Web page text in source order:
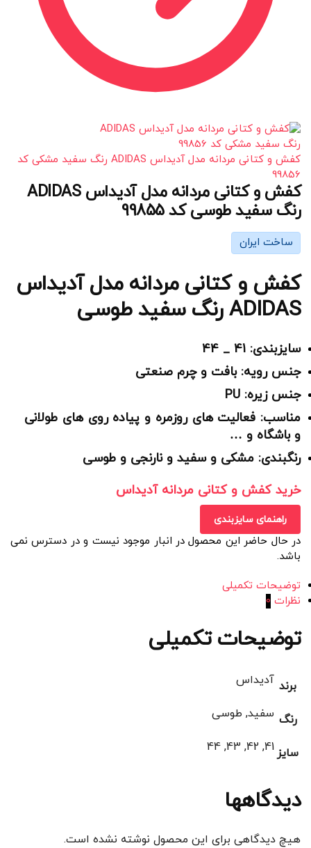
کفش و کتانی مردانه مدل آدیداس ADIDAS رنگ سفید مشکی کد
99856
کفش و کتانی مردانه مدل آدیداس ADIDAS
رنگ سفید طوسی کد 99855
ساخت ایران
کفش و کتانی مردانه مدل آدیداس
ADIDAS رنگ سفید طوسی
سایزبندی: 41 _ 44
جنس رویه: بافت و چرم صنعتی
جنس زیره: PU
مناسب: فعالیت های روزمره و پیاده روی های طولانی
و باشگاه و …
رنگبندی: مشکی و سفید و نارنجی و طوسی
خرید کفش و کتانی مردانه آدیداس
راهنمای سایزبندی
در حال حاضر این محصول در انبار موجود نیست و در دسترس نمی
باشد.
توضیحات تکمیلی
نظرات 0
توضیحات تکمیلی
برند آدیداس
رنگ سفید, طوسی
سایز 41, 42, 43, 44
دیدگاهها
هیچ دیدگاهی برای این محصول نوشته نشده است.